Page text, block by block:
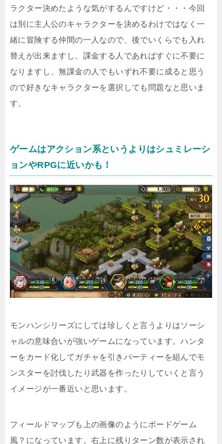
ラクター決めたような気がするんですけど・・・今回
は別に主人公のキャラクターを決めるわけではなく一
緒に冒険する仲間の一人なので、後でいくらでも入れ
替えが出来ますし、課金する人であればすぐに不要に
なりますし、無課金の人でもいずれ不要に成ると思う
ので好きなキャラクターを選択しても問題なと思いま
す。
ゲームはアクション系というよりはシュミレーシ
ョンやRPGに近いかも！
モンハンシリーズにしては珍しくと言うよりはソーシ
ャルの意味合いが強いゲームになっています。ハンタ
ーをカード化してガチャを引きパーティーを組んでモ
ンスターを討伐したり武器を作ったりしていくと言う
イメージが一番近いと思います。
フィールドマップも上の画像のようにボードゲーム
風？になっています。右上に残りターン数が表示され